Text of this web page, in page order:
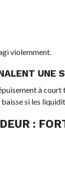
violemment.
UNE
à
si les
: